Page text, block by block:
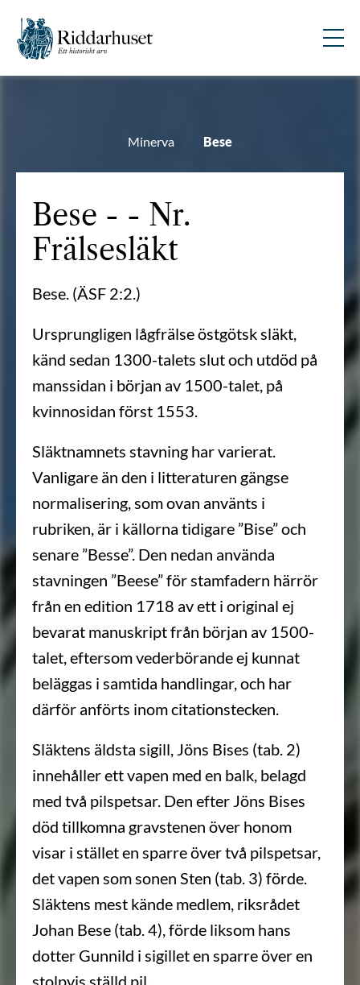
Minerva Bese
Bese - - Nr.
Frälsesläkt
Bese. (ÄSF 2:2.)
Ursprungligen lågfrälse östgötsk släkt,
känd sedan 1300-talets slut och utdöd på
manssidan i början av 1500-talet, på
kvinnosidan först 1553.
Släktnamnets stavning har varierat.
Vanligare än den i litteraturen gängse
normalisering, som ovan använts i
rubriken, är i källorna tidigare ”Bise” och
senare ”Besse”. Den nedan använda
stavningen ”Beese” för stamfadern härrör
från en edition 1718 av ett i original ej
bevarat manuskript från början av 1500-
talet, eftersom vederbörande ej kunnat
beläggas i samtida handlingar, och har
därför anförts inom citationstecken.
Släktens äldsta sigill, Jöns Bises (tab. 2)
innehåller ett vapen med en balk, belagd
med två pilspetsar. Den efter Jöns Bises
död tillkomna gravstenen över honom
visar i stället en sparre över två pilspetsar,
det vapen som sonen Sten (tab. 3) förde.
Släktens mest kände medlem, riksrådet
Johan Bese (tab. 4), förde liksom hans
dotter Gunnild i sigillet en sparre över en
stolpvis ställd pil.